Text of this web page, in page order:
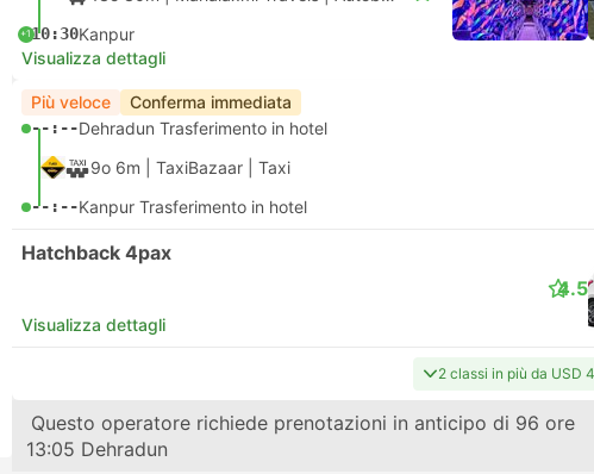
+110:30Kanpur
Visualizza dettagli
Più veloce Conferma immediata
--:--Dehradun Trasferimento in hotel
9o 6m | TaxiBazaar Taxi
--:--Kanpur Trasferimento in hotel
Hatchback 4pax
Visualizza dettagli
4.5
2 classi in più da USD
Treno#14114di Indian Railways
13:05 Dehradun
Questo operatore richiede prenotazioni in anticipo di 96 ore